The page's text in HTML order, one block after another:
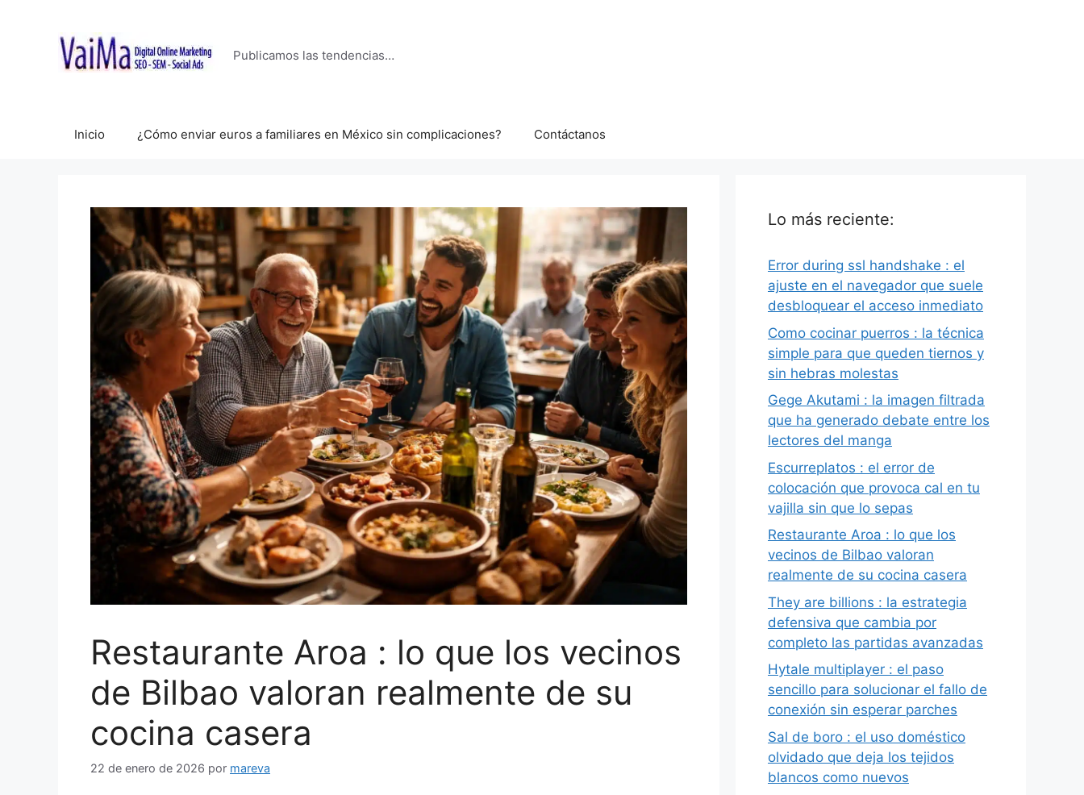
contenido
Publicamos las tendencias…
Inicio ¿Cómo enviar euros a familiares en México sin complicaciones? Contáctanos
Restaurante Aroa : lo que los vecinos
de Bilbao valoran realmente de su
cocina casera
22 de enero de 2026 por mareva
Lo más reciente:
Error during ssl handshake : el
ajuste en el navegador que suele
desbloquear el acceso inmediato
Como cocinar puerros : la técnica
simple para que queden tiernos y
sin hebras molestas
Gege Akutami : la imagen filtrada
que ha generado debate entre los
lectores del manga
Escurreplatos : el error de
colocación que provoca cal en tu
vajilla sin que lo sepas
Restaurante Aroa : lo que los
vecinos de Bilbao valoran
realmente de su cocina casera
They are billions : la estrategia
defensiva que cambia por
completo las partidas avanzadas
Hytale multiplayer : el paso
sencillo para solucionar el fallo de
conexión sin esperar parches
Sal de boro : el uso doméstico
olvidado que deja los tejidos
blancos como nuevos